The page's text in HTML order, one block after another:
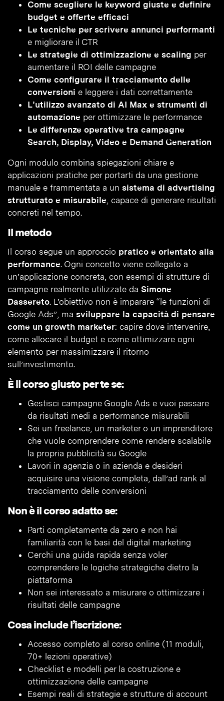
Come scegliere le keyword giuste e definire
budget e offerte efficaci
Le tecniche per scrivere annunci performanti
e migliorare il CTR
Le strategie di ottimizzazione e scaling per
aumentare il ROI delle campagne
Come configurare il tracciamento delle
conversioni e leggere i dati correttamente
L’utilizzo avanzato di AI Max e strumenti di
automazione per ottimizzare le performance
Le differenze operative tra campagne
Search, Display, Video e Demand Generation
Ogni modulo combina spiegazioni chiare e
applicazioni pratiche per portarti da una gestione
manuale e frammentata a un sistema di advertising
strutturato e misurabile, capace di generare risultati
concreti nel tempo.
Il metodo
Il corso segue un approccio pratico e orientato alla
performance. Ogni concetto viene collegato a
un’applicazione concreta, con esempi di strutture di
campagne realmente utilizzate da Simone
Dassereto. L’obiettivo non è imparare “le funzioni di
Google Ads”, ma sviluppare la capacità di pensare
come un growth marketer: capire dove intervenire,
come allocare il budget e come ottimizzare ogni
elemento per massimizzare il ritorno
sull’investimento.
È il corso giusto per te se:
Gestisci campagne Google Ads e vuoi passare
da risultati medi a performance misurabili
Sei un freelance, un marketer o un imprenditore
che vuole comprendere come rendere scalabile
la propria pubblicità su Google
Lavori in agenzia o in azienda e desideri
acquisire una visione completa, dall’ad rank al
tracciamento delle conversioni
Non è il corso adatto se:
Parti completamente da zero e non hai
familiarità con le basi del digital marketing
Cerchi una guida rapida senza voler
comprendere le logiche strategiche dietro la
piattaforma
Non sei interessato a misurare o ottimizzare i
risultati delle campagne
Cosa include l’iscrizione:
Accesso completo al corso online (11 moduli,
70+ lezioni operative)
Checklist e modelli per la costruzione e
ottimizzazione delle campagne
Esempi reali di strategie e strutture di account